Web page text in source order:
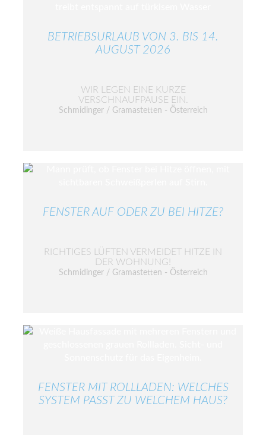
BETRIEBSURLAUB VON 3. BIS 14.
AUGUST 2026
WIR LEGEN EINE KURZE
VERSCHNAUFPAUSE EIN.
Schmidinger / Gramastetten - Österreich
FENSTER AUF ODER ZU BEI HITZE?
RICHTIGES LÜFTEN VERMEIDET HITZE IN
DER WOHNUNG!
Schmidinger / Gramastetten - Österreich
FENSTER MIT ROLLLADEN: WELCHES
SYSTEM PASST ZU WELCHEM HAUS?